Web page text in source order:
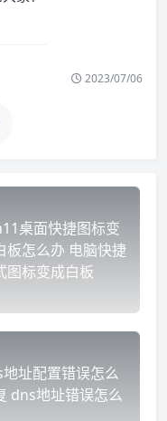
2023/07/06
桌面快捷图标变
板怎么办 电脑快捷
图标变成白板
址配置错误怎么
dns地址错误怎么